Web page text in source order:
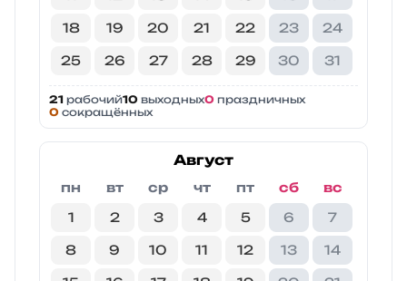
18 19 20 21 22 23 24
25 26 27 28 29 30 31
21 рабочий10 выходных0 праздничных
0 сокращённых
Август
пн вт ср чт пт сб
вс
1
2 3 4 5 6 7
8 9 10 11 12 13 14